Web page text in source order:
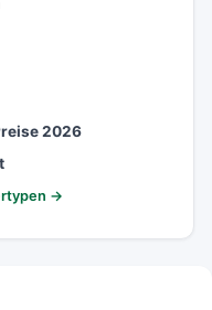
2026
→